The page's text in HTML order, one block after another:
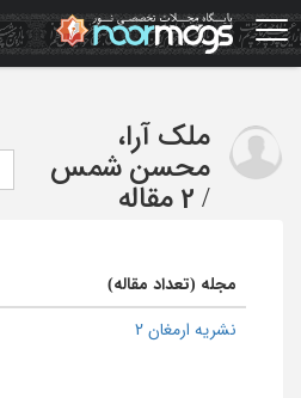
Skip
to
main
ملک آرا،
محسن شمس
/ 2 مقاله
مجله (تعداد مقاله)
نشریه ارمغان 2